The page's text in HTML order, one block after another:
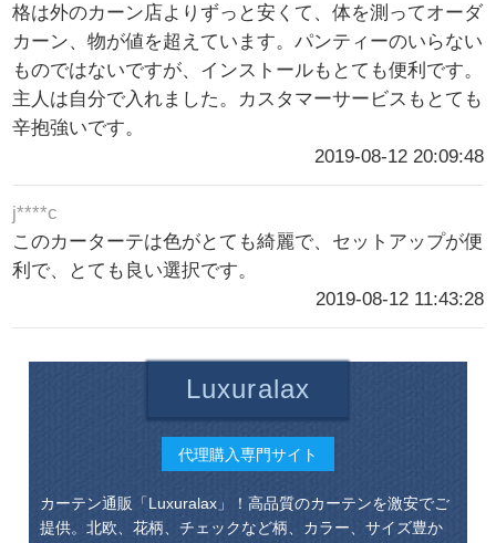
格は外のカーン店よりずっと安くて、体を測ってオーダ
カーン、物が値を超えています。パンティーのいらない
ものではないですが、インストールもとても便利です。
主人は自分で入れました。カスタマーサービスもとても
辛抱強いです。
2019-08-12 20:09:48
j****c
このカーターテは色がとても綺麗で、セットアップが便
利で、とても良い選択です。
2019-08-12 11:43:28
Luxuralax
代理購入専門サイト
カーテン通販「Luxuralax」！高品質のカーテンを激安でご
提供。北欧、花柄、チェックなど柄、カラー、サイズ豊か